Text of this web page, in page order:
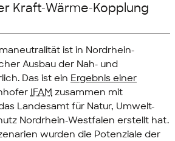
Kraft-Wärme-Kopplung
ist in Nordrhein-
Ausbau der Nah- und
Das ist ein Ergebnis einer
IFAM zusammen mit
Landesamt für Natur, Umwelt-
Nordrhein-Westfalen erstellt hat.
wurden die Potenziale der